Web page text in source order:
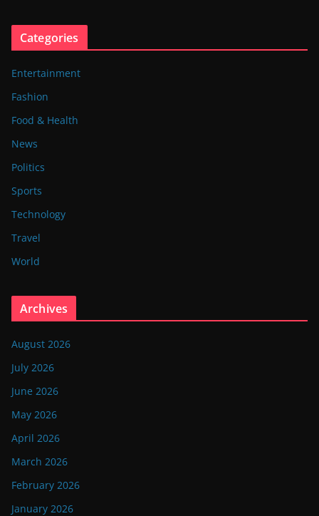
Categories
Entertainment
Fashion
Food & Health
News
Politics
Sports
Technology
Travel
World
Archives
August 2026
July 2026
June 2026
May 2026
April 2026
March 2026
February 2026
January 2026